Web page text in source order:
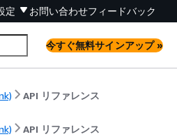
定 お問い合わせフィードバック
今すぐ無料サインアップ »
API リファレンス
API リファレンス